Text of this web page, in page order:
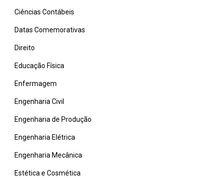
Ciências Contábeis
Datas Comemorativas
Direito
Educação Física
Enfermagem
Engenharia Civil
Engenharia de Produção
Engenharia Elétrica
Engenharia Mecânica
Estética e Cosmética